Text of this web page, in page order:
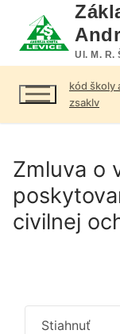
obsah
Ul. M. R.
kód školy
zsaklv
Zmluva o
civilnej
Stiahnuť